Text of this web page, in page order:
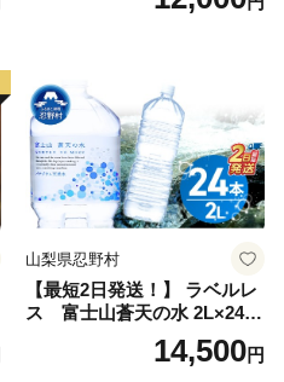
備品 おちゃ ocha 茶葉 緑茶
小分け お土産 お取り寄せ グ
ルメ 福岡 九州 福岡県 国産
日本 ふかむし茶 ふかむし 家
庭用 自宅用 ちゃ りょくちゃ
ふかむしちゃ 急須 甘み 川崎
町 送料無料
山梨県忍野村
【最短2日発送！】 ラベルレ
ス 富士山蒼天の水 2L×24本
（4ケース）※離島不可 天然
水 ミネラルウォーター 水 ペ
14,500円